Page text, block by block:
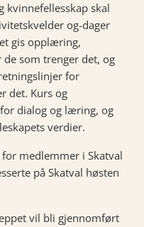
kvinnefellesskap skal
og-dager
gis opplæring,
som trenger det, og
for
det. Kurs og
dialog og læring, og
verdier.
medlemmer i Skatval
på Skatval høsten
vil bli gjennomført